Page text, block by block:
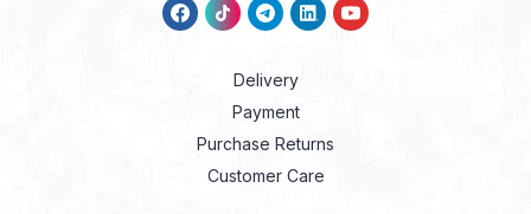
Delivery
Payment
Purchase Returns
Customer Care